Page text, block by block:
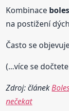
Kombinace
na postižení
Často se
(...více se
Zdroj: článek
nečekat